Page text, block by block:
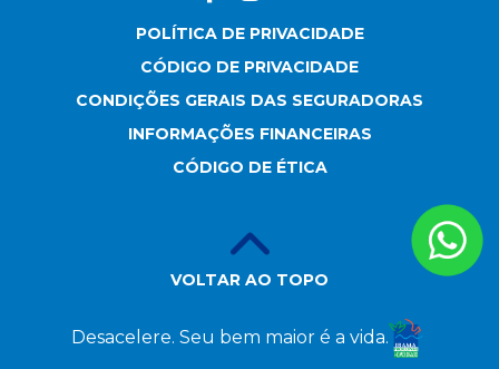
POLÍTICA DE PRIVACIDADE
CÓDIGO DE PRIVACIDADE
CONDIÇÕES GERAIS DAS SEGURADORAS
INFORMAÇÕES FINANCEIRAS
CÓDIGO DE ÉTICA
VOLTAR AO TOPO
Desacelere. Seu bem maior é a vida.